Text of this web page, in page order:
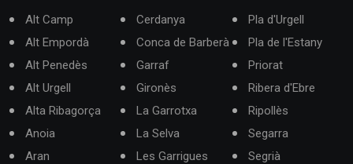
Alt Camp
Alt Empordà
Alt Penedès
Alt Urgell
Alta Ribagorça
Anoia
Aran
Cerdanya
Conca de Barberà
Garraf
Gironès
La Garrotxa
La Selva
Les Garrigues
Pla d'Urgell
Pla de l'Estany
Priorat
Ribera d'Ebre
Ripollès
Segarra
Segrià